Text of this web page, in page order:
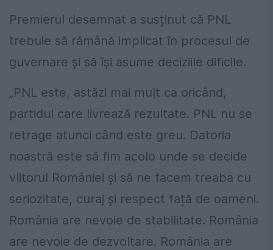
Premierul desemnat a susținut că PNL
trebuie să rămână implicat în procesul de
guvernare și să își asume deciziile dificile.
„PNL este, astăzi mai mult ca oricând,
partidul care livrează rezultate. PNL nu se
retrage atunci când este greu. Datoria
noastră este să fim acolo unde se decide
viitorul României și să ne facem treaba cu
seriozitate, curaj și respect față de oameni.
România are nevoie de stabilitate. România
are nevoie de dezvoltare. România are